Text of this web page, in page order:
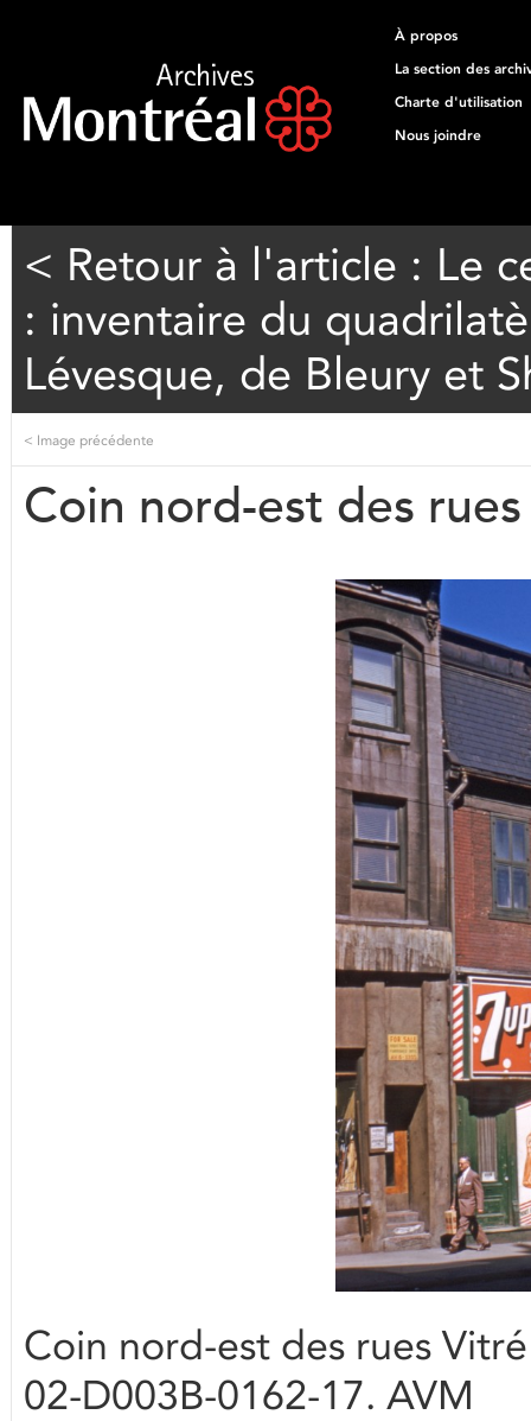
À propos
La section des
Charte d'utilisation
Nous joindre
< Retour à l'article : Le
: inventaire du
Lévesque, de Bleury et
< Image précédente
Coin nord-est des
Coin nord-est des rues
02-D003B-0162-17. AVM